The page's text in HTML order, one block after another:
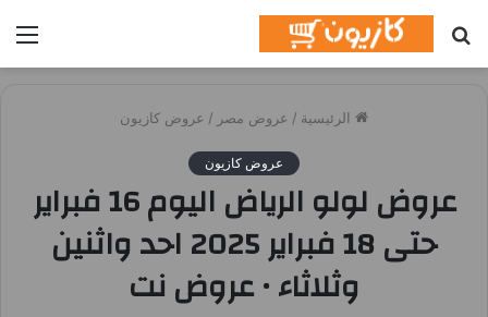
عن
الرئيسية / عروض مصر / عروض كازيون
عروض كازيون
عروض لولو الرياض اليوم 16 فبراير
حتى 18 فبراير 2025 احد واثنين
وثلاثاء • عروض نت